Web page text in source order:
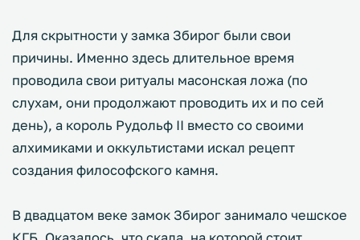
Для скрытности у замка Збирог были свои
причины. Именно здесь длительное время
проводила свои ритуалы масонская ложа (по
слухам, они продолжают проводить их и по сей
день), а король Рудольф II вместо со своими
алхимиками и оккультистами искал рецепт
создания философского камня.
В двадцатом веке замок Збирог занимало чешское